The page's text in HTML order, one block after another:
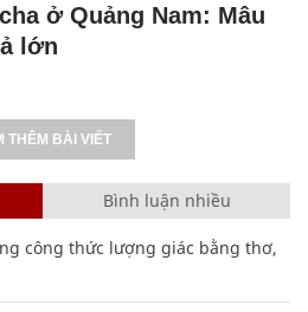
ở Quảng Nam: Mâu
lớn
THÊM BÀI VIẾT
Bình luận nhiều
công thức lượng giác bằng thơ,